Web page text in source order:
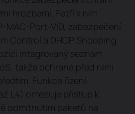
hrozbami. Patří k nim
MAC-Port-VID, zabezpečení
Control a DHCP Snooping.
integrovaný seznam
takže ochrana před nimi
Funkce řízení
L4) omezuje přístup k
odmítnutím paketů na